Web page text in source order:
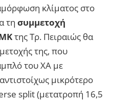
κλίματος στο
τη συμμετοχή
της Τρ. Πειραιώς θα
της, που
του ΧΑ με
μικρότερο
split (μετατροπή 16,5